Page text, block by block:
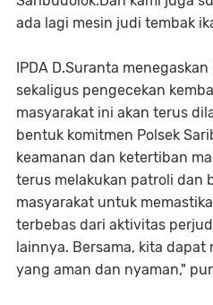
ada lagi mesin judi tembak
IPDA D.Suranta
sekaligus pengecekan
masyarakat ini akan terus
bentuk komitmen Polsek
keamanan dan ketertiban
terus melakukan patroli dan
masyarakat untuk
terbebas dari aktivitas
lainnya. Bersama, kita
yang aman dan nyaman,"